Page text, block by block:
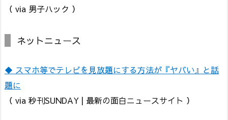
（ via 男子ハック ）
ネットニュース
◆ スマホ等でテレビを見放題にする方法が『ヤバい』と話
題に
（ via 秒刊SUNDAY | 最新の面白ニュースサイト ）